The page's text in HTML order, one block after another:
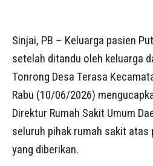
Sinjai, PB – Keluarga pasien
setelah ditandu oleh keluarga
Tonrong Desa Terasa
Rabu (10/06/2026)
Direktur Rumah Sakit Umum
seluruh pihak rumah sakit
yang diberikan.